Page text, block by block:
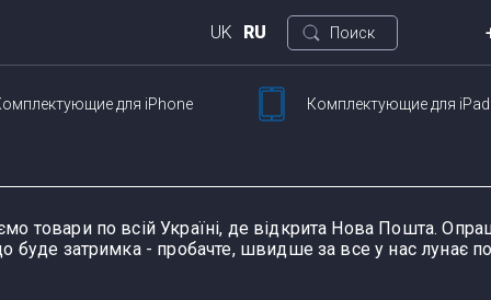
товари по всій Україні, де відкрита Нова Пошта.
затримка - пробачте, швидше за все у нас лунає
UK RU Поиск
Киев
ноутбуков
для iPhone
для смартфонов
Комплектующие для iPad
планшетов